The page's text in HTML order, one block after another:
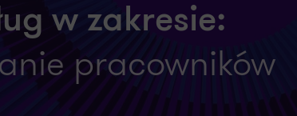
w zakresie:
pracowników